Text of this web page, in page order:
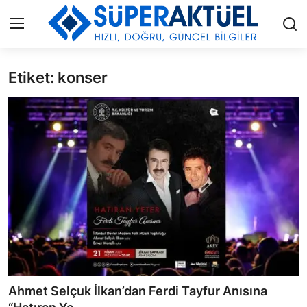
Giriş
İLETİŞİM
HAKKIMIZDA
KÜNYE
MODA
İŞ BİRLİĞİ
MÜZİK
Etiket: konser
Ahmet Selçuk İlkan’dan Ferdi Tayfur Anısına